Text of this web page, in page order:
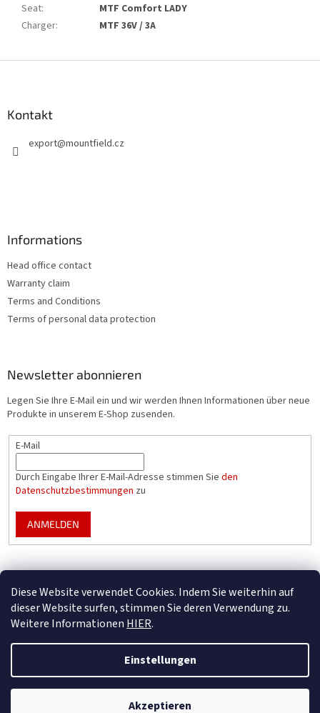
Diese Website verwendet Cookies. Indem Sie weiterhin auf
dieser Website surfen, stimmen Sie deren Verwendung zu.
Weitere Informationen HIER.
Einstellungen
Akzeptieren
Nur B2B – registrieren Sie Ihr Unternehmen, um alle Vorteile zu nutzen
Seat:
MTF Comfort LADY
Charger: MTF 36V / 3A
Kontakt
export@mountfield.cz
Informations
Head office contact
Warranty claim
Terms and Conditions
Terms of personal data protection
Newsletter abonnieren
Legen Sie Ihre E-Mail ein und wir werden Ihnen Informationen über neue
Produkte in unserem E-Shop zusenden.
E-Mail
Durch Eingabe Ihrer E-Mail-Adresse stimmen Sie den
Datenschutzbestimmungen zu
ANMELDEN
Konfigurator für Poolüberdachungen
Erstellt von Shoptet
Mountfield. Alle Rechte vorbehalten.